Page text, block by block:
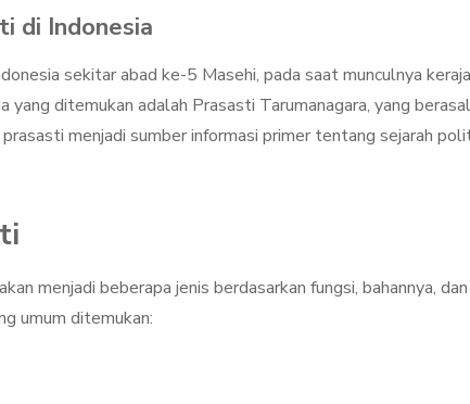
di Indonesia
sekitar abad ke-5 Masehi, pada saat munculnya
ditemukan adalah Prasasti Tarumanagara, yang
menjadi sumber informasi primer tentang sejarah
menjadi beberapa jenis berdasarkan fungsi, bahannya,
umum ditemukan: